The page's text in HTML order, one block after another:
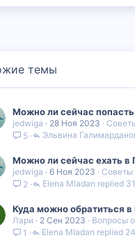
темы
Можно ли сейчас
jedwiga 28 Ноя 2023
5
Эльвина
Можно ли сейчас ехать в
jedwiga 6 Ноя 2023
Советы
2
Elena Mladan
Куда можно обратиться в
Лари 2 Сен 2023
Вопросы
1
Elena Mladan